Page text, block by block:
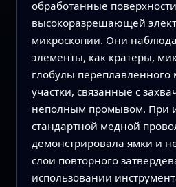
обработанные
высокоразрешающей
микроскопии. Они
элементы, как кратеры,
глобулы
участки, связанные с
неполным промывом. При
стандартной медной
демонстрировала ямки и
слои повторного
использовании